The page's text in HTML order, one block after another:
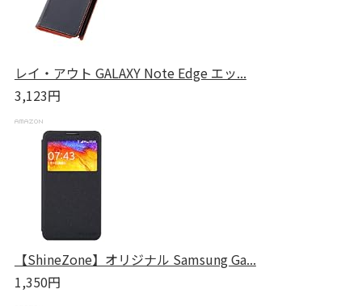
レイ・アウト GALAXY Note Edge エッ...
3,123円
【ShineZone】オリジナル Samsung Ga...
1,350円